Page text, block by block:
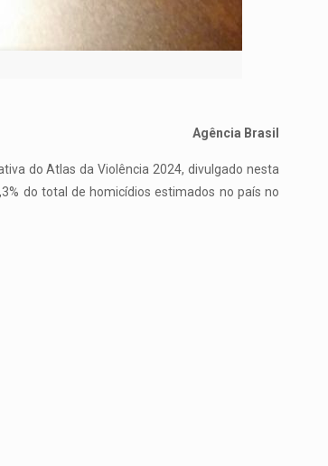
Agência Brasil
do Atlas da Violência 2024, divulgado nesta
do total de homicídios estimados no país no